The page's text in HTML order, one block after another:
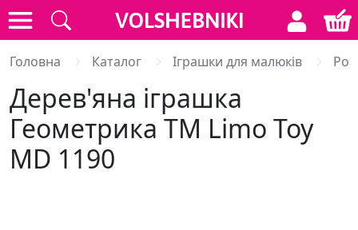
Головна Каталог Іграшки для малюків
Дерев'яна іграшка
Геометрика ТМ Limo Toy
MD 1190